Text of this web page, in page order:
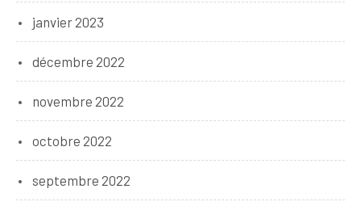
janvier 2023
décembre 2022
novembre 2022
octobre 2022
septembre 2022